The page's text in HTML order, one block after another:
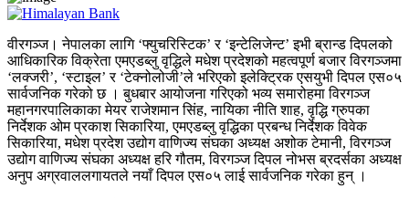
वीरगञ्ज। नेपालका लागि ‘फ्युचरिस्टिक’ र ‘इन्टेलिजेन्ट’ इभी ब्रान्ड दिपलको
आधिकारिक विक्रेता एमएडब्लु वृद्धिले मधेश प्रदेशको महत्वपूर्ण बजार विरगञ्जमा
‘लक्जरी’, ‘स्टाइल’ र ‘टेक्नोलोजी’ले भरिएको इलेक्ट्रिक एसयुभी दिपल एस०५
सार्वजनिक गरेको छ । बुधबार आयोजना गरिएको भव्य समारोहमा विरगञ्ज
महानगरपालिकाका मेयर राजेशमान सिंह, नायिका नीति शाह, वृद्धि ग्रुपका
निर्देशक ओम प्रकाश सिकारिया, एमएडब्लु वृद्धिका प्रबन्ध निर्देशक विवेक
सिकारिया, मधेश प्रदेश उद्योग वाणिज्य संघका अध्यक्ष अशोक टेमानी, विरगञ्ज
उद्योग वाणिज्य संघका अध्यक्ष हरि गौतम, विरगञ्ज दिपल नोभस ब्रदर्सका अध्यक्ष
अनुप अग्रवाललगायतले नयाँ दिपल एस०५ लाई सार्वजनिक गरेका हुन् ।